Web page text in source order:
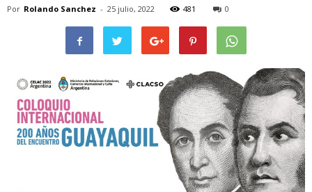
Por Rolando Sanchez - 25 julio, 2022 481 0